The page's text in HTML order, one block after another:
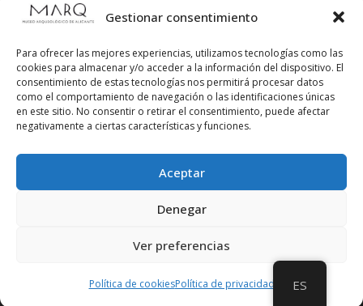
Gestionar consentimiento
Para ofrecer las mejores experiencias, utilizamos tecnologías como las
cookies para almacenar y/o acceder a la información del dispositivo. El
consentimiento de estas tecnologías nos permitirá procesar datos
como el comportamiento de navegación o las identificaciones únicas
en este sitio. No consentir o retirar el consentimiento, puede afectar
negativamente a ciertas características y funciones.
Aceptar
Denegar
Ver preferencias
Política de cookiesPolítica de privacidad
Síguenos en redes sociales
ES